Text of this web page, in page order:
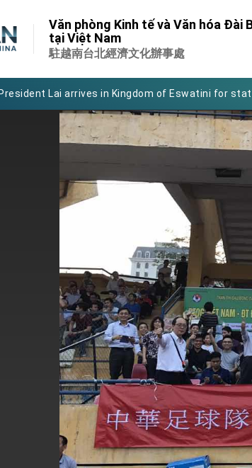
Văn phòng Kinh tế và Văn hóa Đài
tại Việt Nam
駐越南台北經濟文化辦事處
Remarks of the Ministry of Foreign Affairs
President Lai arrives in Kingdom of Eswatini for
VP Hsiao addresses 41st Space Symposium
Taiwan’s economic growth is a priority for
President Lai’s remarks for Lunar New Year
President Lai interviewed by AFP
President Lai holds press conference on Taiwan-
FM Lin attends Taiwan Panorama exhibit at TIBE
President Lai meets US delegation led by Senator
MOFA, MODA team up to promote integrated
EY details tariff negotiations with U.S.
FM Lin hosts ABAC representatives
MOFA poll shows widespread support for
President Lai delivers 2026 New Year’s Address
Presidential Office thanks US President Trump